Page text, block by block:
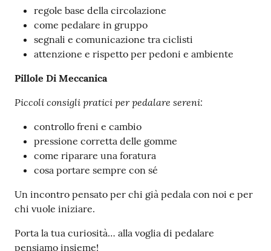
regole base della circolazione
come pedalare in gruppo
segnali e comunicazione tra ciclisti
attenzione e rispetto per pedoni e ambiente
Pillole Di Meccanica
Piccoli consigli pratici per pedalare sereni:
controllo freni e cambio
pressione corretta delle gomme
come riparare una foratura
cosa portare sempre con sé
Un incontro pensato per chi già pedala con noi e per
chi vuole iniziare.
Porta la tua curiosità… alla voglia di pedalare
pensiamo insieme!